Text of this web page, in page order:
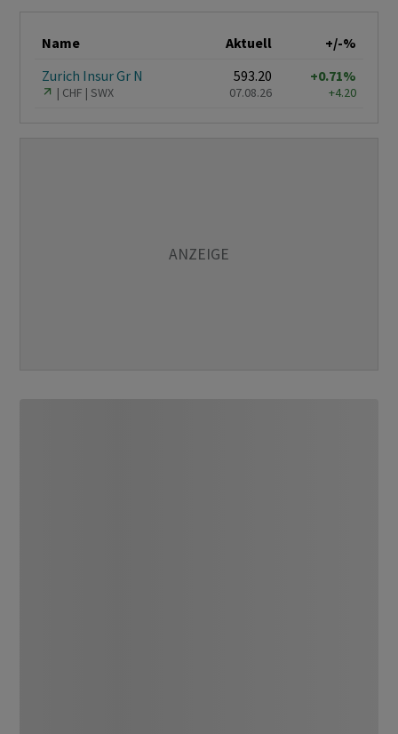
Name Aktuell
+/-%
Zurich Insur Gr N
CHF SWX
593.20
07.08.26
+0.71%
+4.20